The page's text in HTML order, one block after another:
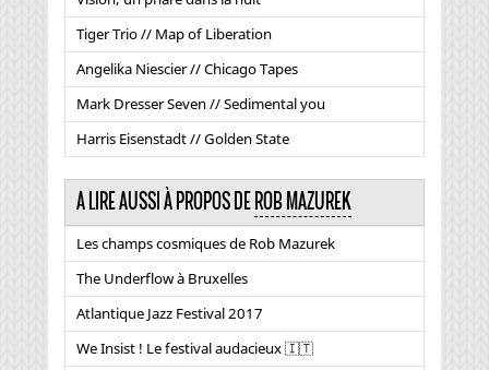
Tiger Trio // Map of Liberation
Angelika Niescier // Chicago Tapes
Mark Dresser Seven // Sedimental you
Harris Eisenstadt // Golden State
A LIRE AUSSI À PROPOS DEROB MAZUREK
Les champs cosmiques de Rob Mazurek
The Underflow à Bruxelles
Atlantique Jazz Festival 2017
We Insist ! Le festival audacieux 🇮🇹